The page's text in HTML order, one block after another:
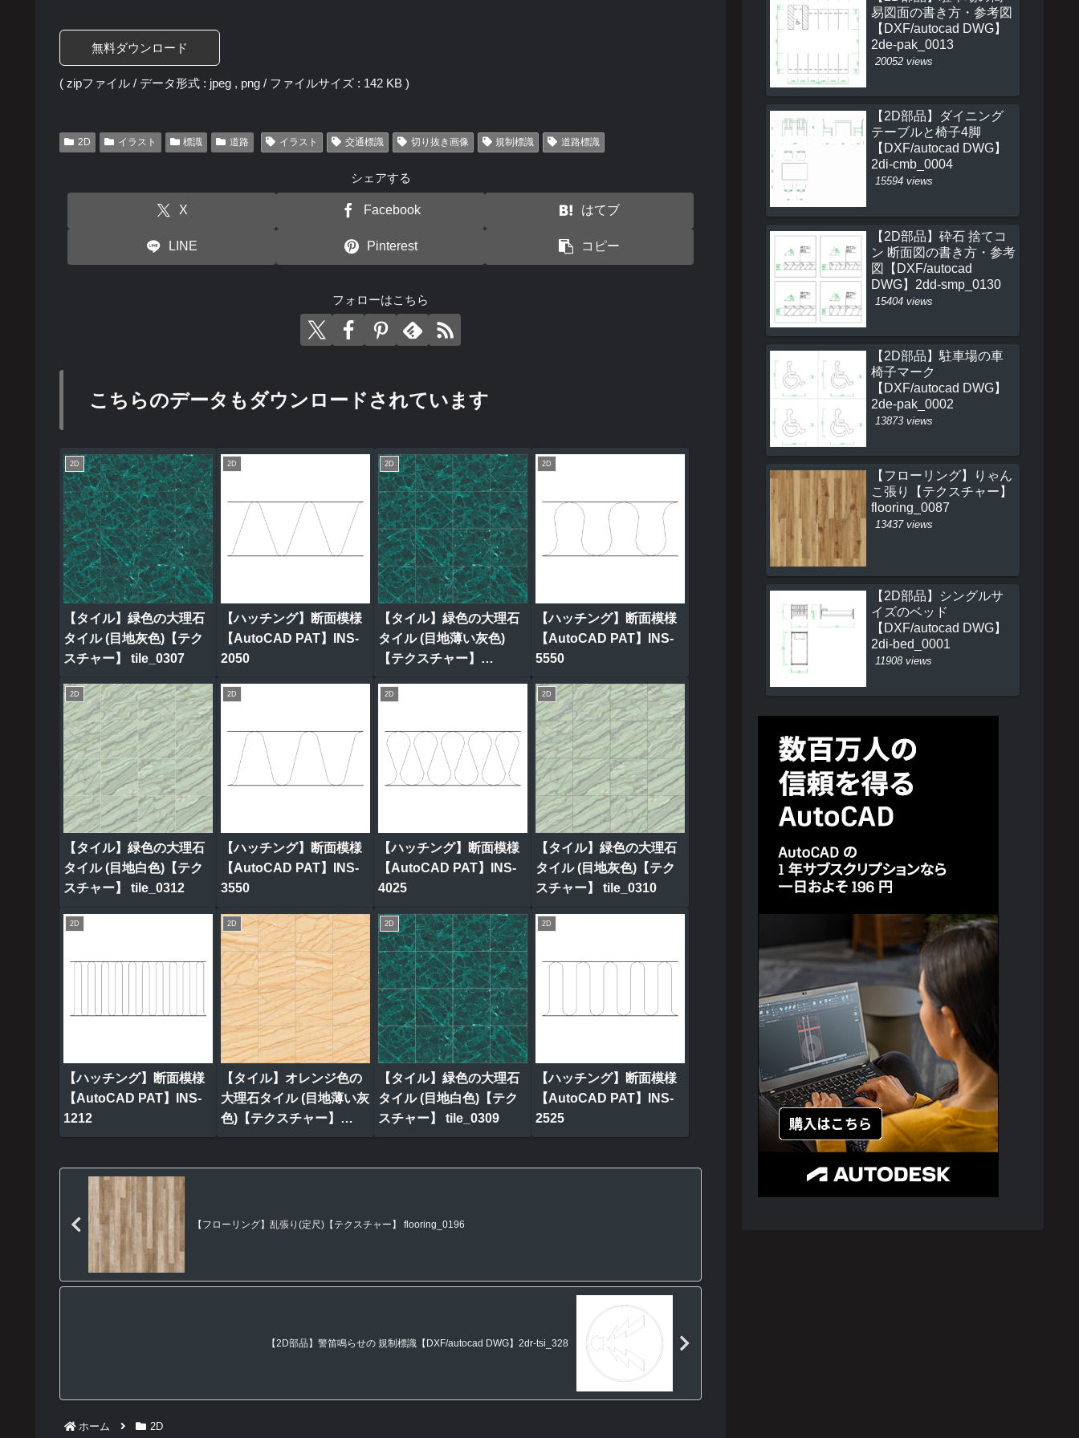
無料ダウンロード
( zipファイル / データ形式 : jpeg , png / ファイルサイズ : 142 KB )
2D イラスト 標識 道路 イラスト 交通標識 切り抜き画像 規制標識 道路標識
シェアする
X Facebook はてブ
LINE Pinterest コピー
フォローはこちら
こちらのデータもダウンロードされています
2D
【タイル】緑色の大理石
タイル (目地灰色)【テク
スチャー】 tile_0307
2D
【ハッチング】断面模様
【AutoCAD PAT】INS-
2050
2D
【タイル】緑色の大理石
タイル (目地薄い灰色)
【テクスチャー】
2D
【ハッチング】断面模様
【AutoCAD PAT】INS-
5550
2D
【タイル】緑色の大理石
タイル (目地白色)【テク
スチャー】 tile_0312
2D
【ハッチング】断面模様
【AutoCAD PAT】INS-
3550
2D
【ハッチング】断面模様
【AutoCAD PAT】INS-
4025
2D
【タイル】緑色の大理石
タイル (目地灰色)【テク
スチャー】 tile_0310
2D
【ハッチング】断面模様
【AutoCAD PAT】INS-
1212
2D
【タイル】オレンジ色の
大理石タイル (目地薄い灰
色)【テクスチャー】
tile_0314
2D
【タイル】緑色の大理石
タイル (目地白色)【テク
スチャー】 tile_0309
2D
【ハッチング】断面模様
【AutoCAD PAT】INS-
2525
【フローリング】乱張り(定尺)【テクスチャー】 flooring_0196
【2D部品】警笛鳴らせの 規制標識【DXF/autocad DWG】2dr-tsi_328
ホーム 2D
易図面の書き方・参考図
【DXF/autocad DWG】
2de-pak_0013
20052 views
【2D部品】ダイニング
テーブルと椅子4脚
【DXF/autocad DWG】
2di-cmb_0004
15594 views
【2D部品】砕石 捨てコ
ン 断面図の書き方・参考
図【DXF/autocad
DWG】2dd-smp_0130
15404 views
【2D部品】駐車場の車
椅子マーク
【DXF/autocad DWG】
2de-pak_0002
13873 views
【フローリング】りゃん
こ張り【テクスチャー】
flooring_0087
13437 views
【2D部品】シングルサ
イズのベッド
【DXF/autocad DWG】
2di-bed_0001
11908 views